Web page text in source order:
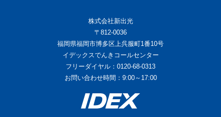
株式会社新出光
〒812-0036
福岡県福岡市博多区上呉服町1番10号
イデックスでんきコールセンター
フリーダイヤル：0120-68-0313
お問い合わせ時間：9:00～17:00